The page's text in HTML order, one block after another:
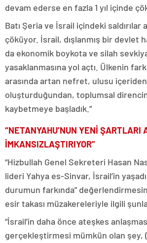
devam ederse en fazla 1 yıl içinde
Batı Şeria ve İsrail içindeki saldırılar
çöküyor. İsrail, dışlanmış bir devlet
da ekonomik boykota ve silah
yasaklanmasına yol açtı. Ülkenin
arasında artan nefret, ulusu
oluşturduğundan, toplumsal
kaybetmeye başladık.”
“NETANYAHU’NUN YENİ ŞARTLARI
İMKANSIZLAŞTIRIYOR”
“Hizbullah Genel Sekreteri Hasan
lideri Yahya es-Sinvar, İsrail’in
durumun farkında”
esir takası müzakereleriyle ilgili
“İsrail’in daha önce ateşkes
gerçekleştirmesi mümkün olan şey,